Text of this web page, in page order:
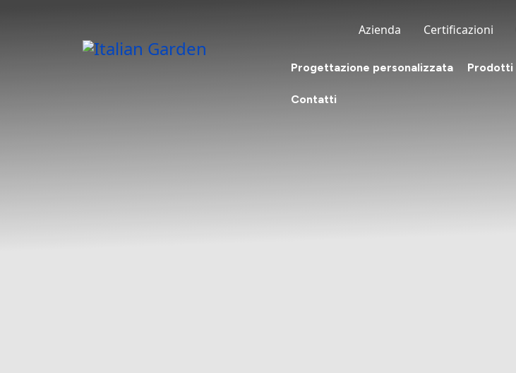
Azienda Certificazioni
Progettazione personalizzata Prodotti
Contatti